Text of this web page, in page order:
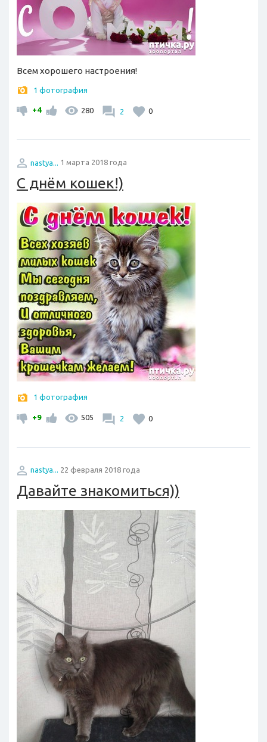
Всем хорошего настроения!
1 фотография
+4 280 2 0
nastya... 1 марта 2018 года
С днём кошек!)
1 фотография
+9 505 2 0
nastya... 22 февраля 2018 года
Давайте знакомиться))